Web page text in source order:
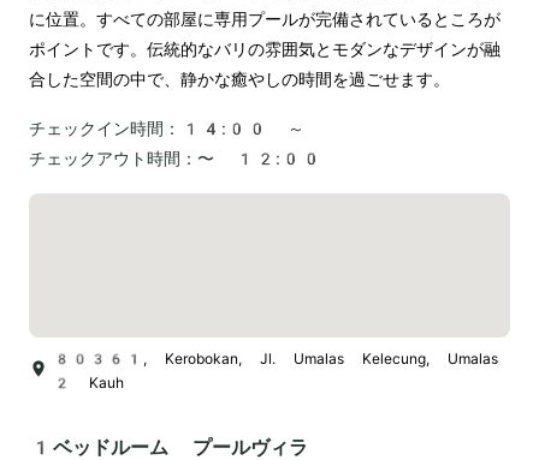
に位置。すべての部屋に専用プールが完備されているところが
ポイントです。伝統的なバリの雰囲気とモダンなデザインが融
合した空間の中で、静かな癒やしの時間を過ごせます。
チェックイン時間：
14:00 ～
チェックアウト時間： 〜 12:00
80361, Kerobokan, Jl. Umalas Kelecung, Umalas
2 Kauh
1ベッドルーム プールヴィラ